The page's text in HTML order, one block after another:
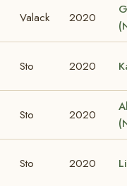
Valack 2020
Sto 2020
Sto 2020
Sto 2020